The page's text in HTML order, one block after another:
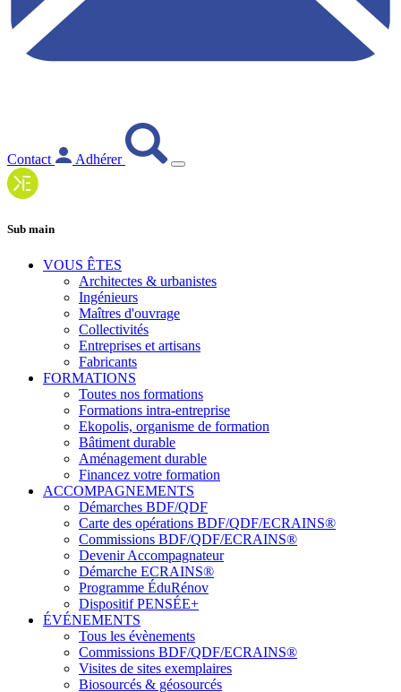
Contact Adhérer
Sub main
VOUS ÊTES
Architectes & urbanistes
Ingénieurs
Maîtres d'ouvrage
Collectivités
Entreprises et artisans
Fabricants
FORMATIONS
Toutes nos formations
Formations intra-entreprise
Ekopolis, organisme de formation
Bâtiment durable
Aménagement durable
Financez votre formation
ACCOMPAGNEMENTS
Démarches BDF/QDF
Carte des opérations BDF/QDF/ECRAINS®
Commissions BDF/QDF/ECRAINS®
Devenir Accompagnateur
Démarche ECRAINS®
Programme ÉduRénov
Dispositif PENSÉE+
ÉVÉNEMENTS
Tous les évènements
Commissions BDF/QDF/ECRAINS®
Visites de sites exemplaires
Biosourcés & géosourcés